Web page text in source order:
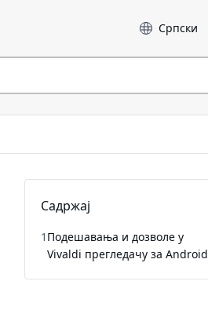
Језик
Садржај
1 Подешавања и дозволе у
Vivaldi прегледачу за Android